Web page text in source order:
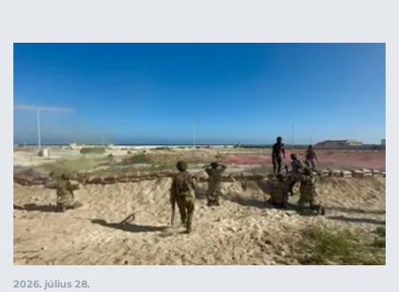
2026. július 28.